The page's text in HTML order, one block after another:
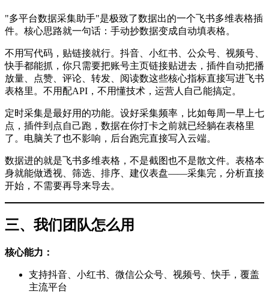
"多平台数据采集助手"是极致了数据出的一个飞书多维表格插
件。核心思路就一句话：手动抄数据变成自动填表格。
不用写代码，贴链接就行。抖音、小红书、公众号、视频号、
快手都能抓，你只需要把账号主页链接贴进去，插件自动把播
放量、点赞、评论、转发、阅读数这些核心指标直接写进飞书
表格里。不用配API，不用懂技术，运营人自己能搞定。
定时采集是最好用的功能。设好采集频率，比如每周一早上七
点，插件到点自己跑，数据在你打卡之前就已经躺在表格里
了。电脑关了也不影响，后台跑完直接写入云端。
数据进的就是飞书多维表格，不是截图也不是散文件。表格本
身就能做透视、筛选、排序、建仪表盘——采集完，分析直接
开始，不需要再导来导去。
三、我们团队怎么用
核心能力：
支持抖音、小红书、微信公众号、视频号、快手，覆盖
主流平台